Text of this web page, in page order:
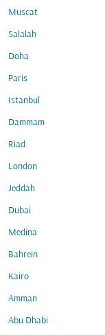
Muscat
Salalah
Doha
Paris
Istanbul
Dammam
Riad
London
Jeddah
Dubai
Medina
Bahrein
Kairo
Amman
Abu Dhabi